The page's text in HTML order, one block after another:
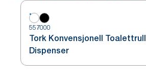
557000
Tork Konvensjonell Toalettrull
Dispenser